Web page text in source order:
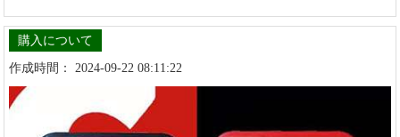
購入について
作成時間： 2024-09-22 08:11:22